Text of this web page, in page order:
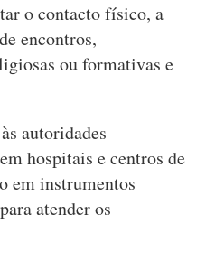
o contacto físico, a
encontros,
ou formativas e
autoridades
hospitais e centros de
em instrumentos
atender os